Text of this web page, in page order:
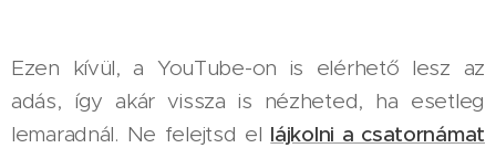
Ezen kívül, a YouTube-on is elérhető lesz az
adás, így akár vissza is nézheted, ha esetleg
lemaradnál. Ne felejtsd el lájkolni a csatornámat